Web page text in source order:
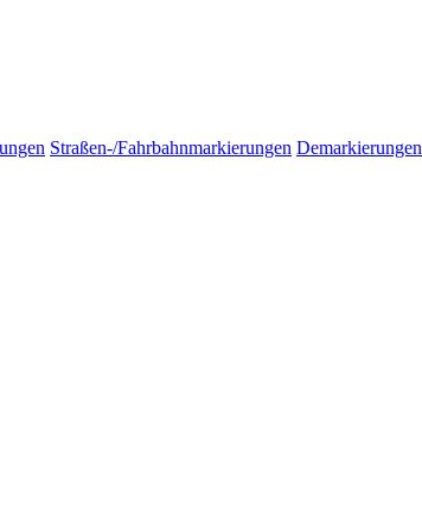
Straßen-/Fahrbahnmarkierungen Demarkierungen